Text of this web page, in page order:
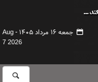
جمعه ۱۶ مرداد ۱۴۰۵ -
Aug
7 2026